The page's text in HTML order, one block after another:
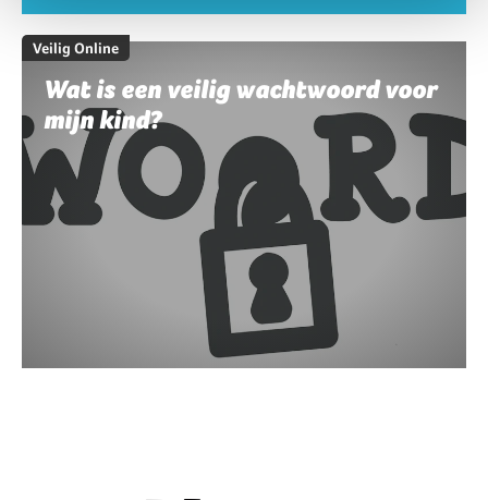
Veilig Online
Wat is een veilig wachtwoord voor
mijn kind?